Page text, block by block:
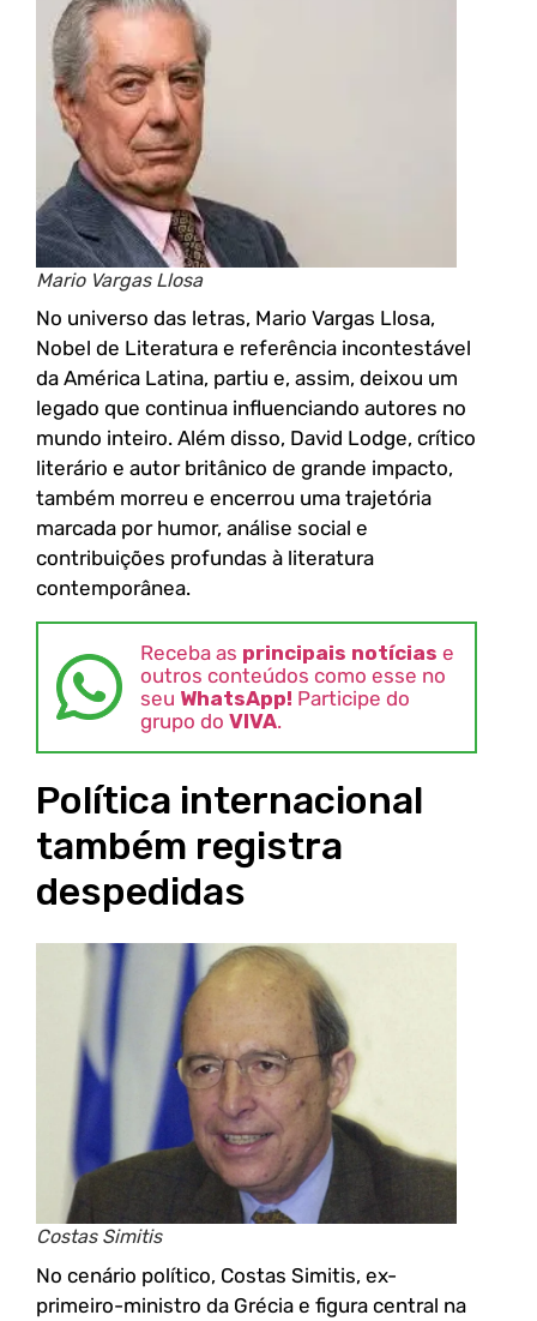
Mario Vargas Llosa
No universo das letras, Mario Vargas Llosa,
Nobel de Literatura e referência incontestável
da América Latina, partiu e, assim, deixou um
legado que continua influenciando autores no
mundo inteiro. Além disso, David Lodge, crítico
literário e autor britânico de grande impacto,
também morreu e encerrou uma trajetória
marcada por humor, análise social e
contribuições profundas à literatura
contemporânea.
Receba as principais notícias e
outros conteúdos como esse no
seu WhatsApp! Participe do
grupo do VIVA.
Política internacional
também registra
despedidas
Costas Simitis
No cenário político, Costas Simitis, ex-
primeiro-ministro da Grécia e figura central na